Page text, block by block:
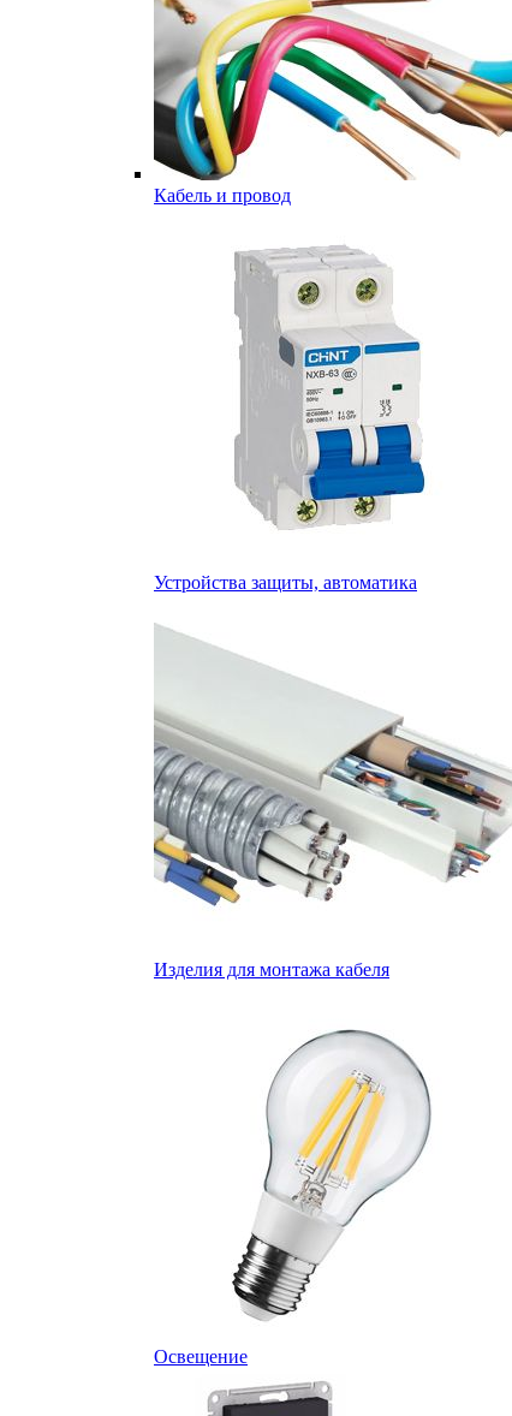
Кабель и провод
Устройства защиты, автоматика
Изделия для монтажа кабеля
Освещение